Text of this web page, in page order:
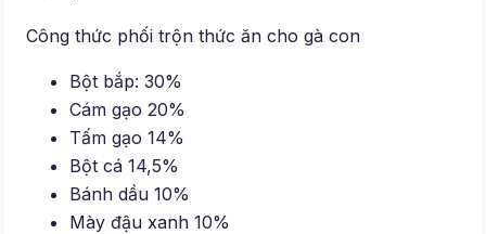
Công thức phối trộn thức ăn cho gà con
Bột bắp: 30%
Cám gạo 20%
Tấm gạo 14%
Bột cá 14,5%
Bánh dầu 10%
Mày đậu xanh 10%